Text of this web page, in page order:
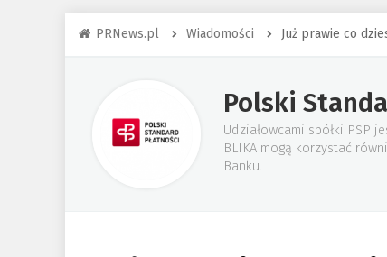
PRNews.pl Wiadomości Już prawie co
Polski
Udziałowcami spółki PSP
BLIKA mogą korzystać
Banku.